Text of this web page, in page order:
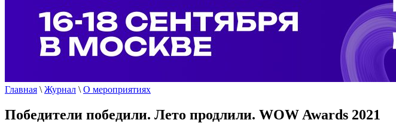
Главная \ Журнал \ О мероприятиях
Победители победили. Лето продлили. WOW Awards 2021